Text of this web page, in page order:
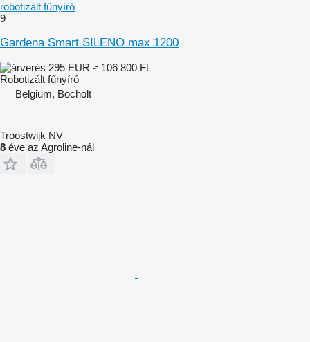
robotizált fűnyíró
9
Gardena Smart SILENO max 1200
295 EUR ≈ 106 800 Ft
Robotizált fűnyíró
Belgium, Bocholt
Troostwijk NV
8 éve az Agroline-nál